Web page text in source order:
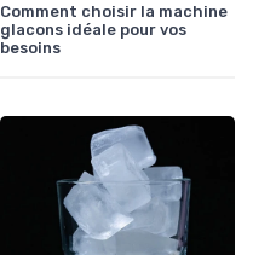
Comment choisir la machine
glacons idéale pour vos
besoins